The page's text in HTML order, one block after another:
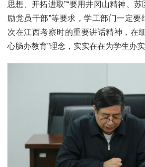
思想、开拓进取”“要用井冈山精神、
励党员干部”等要求，学工部门一定
次在江西考察时的重要讲话精神，在
心肠办教育”理念，实实在在为学生办实